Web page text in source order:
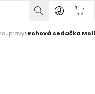
Rohová sedačka